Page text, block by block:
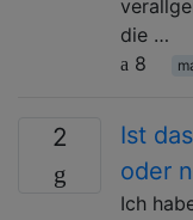
die …
8
2
Ist
oder
Ich